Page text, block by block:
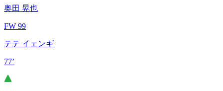
奥田 晃也
FW 99
テテ イェンギ
77’